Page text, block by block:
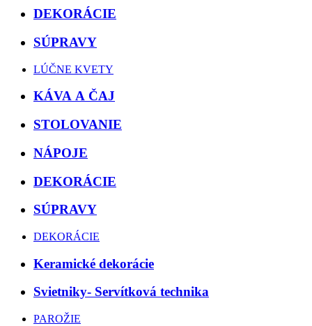
DEKORÁCIE
SÚPRAVY
LÚČNE KVETY
KÁVA A ČAJ
STOLOVANIE
NÁPOJE
DEKORÁCIE
SÚPRAVY
DEKORÁCIE
Keramické dekorácie
Svietniky- Servítková technika
PAROŽIE